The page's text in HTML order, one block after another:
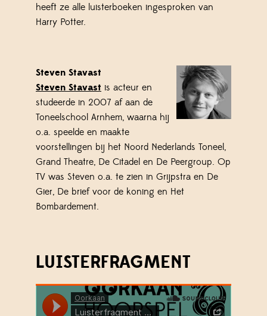
heeft ze alle luisterboeken ingesproken van
Harry Potter.
Steven Stavast
Steven Stavast is acteur en
studeerde in 2007 af aan de
Toneelschool Arnhem, waarna hij
o.a. speelde en maakte
voorstellingen bij het Noord Nederlands Toneel,
Grand Theatre, De Citadel en De Peergroup. Op
TV was Steven o.a. te zien in Grijpstra en De
Gier, De brief voor de koning en Het
Bombardement.
LUISTERFRAGMENT